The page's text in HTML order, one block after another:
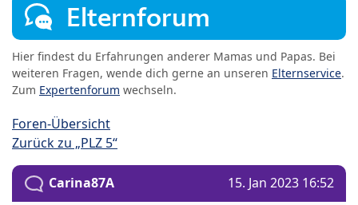
Elternforum
Hier findest du Erfahrungen anderer Mamas und Papas. Bei
weiteren Fragen, wende dich gerne an unseren Elternservice.
Zum Expertenforum wechseln.
Foren-Übersicht
Zurück zu „PLZ 5“
Carina87A 15. Jan 2023 16:52